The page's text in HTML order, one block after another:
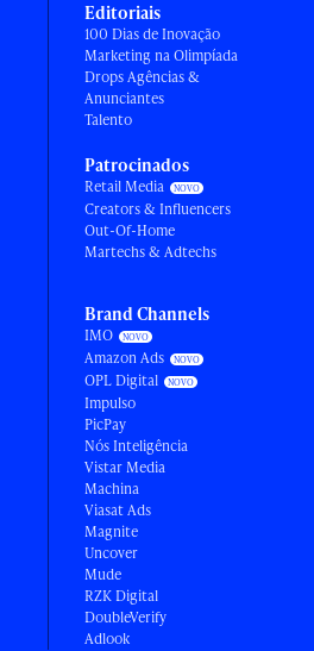
Editoriais
100 Dias de Inovação
Marketing na Olimpíada
Drops Agências &
Anunciantes
Talento
Patrocinados
Retail Media
Creators & Influencers
Out-Of-Home
Martechs & Adtechs
Brand Channels
IMO
Amazon Ads
OPL Digital
Impulso
PicPay
Nós Inteligência
Vistar Media
Machina
Viasat Ads
Magnite
Uncover
Mude
RZK Digital
DoubleVerify
Adlook